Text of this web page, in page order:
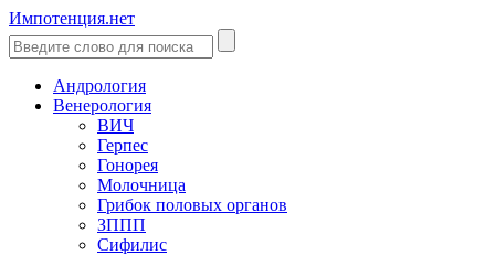
Импотенция.нет
Андрология
Венерология
ВИЧ
Герпес
Гонорея
Молочница
Грибок половых органов
ЗППП
Сифилис